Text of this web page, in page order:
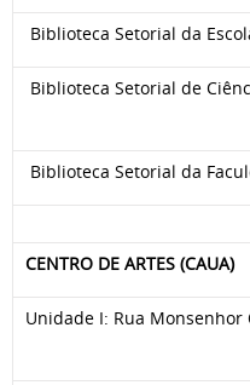
Biblioteca Setorial da
Biblioteca Setorial de
Biblioteca Setorial da
CENTRO DE ARTES (CAUA)
Unidade I: Rua Monsenhor